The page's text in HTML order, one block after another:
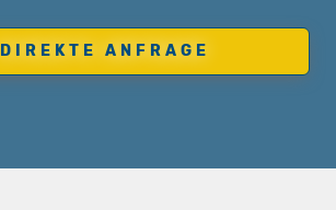
DIREKTE ANFRAGE